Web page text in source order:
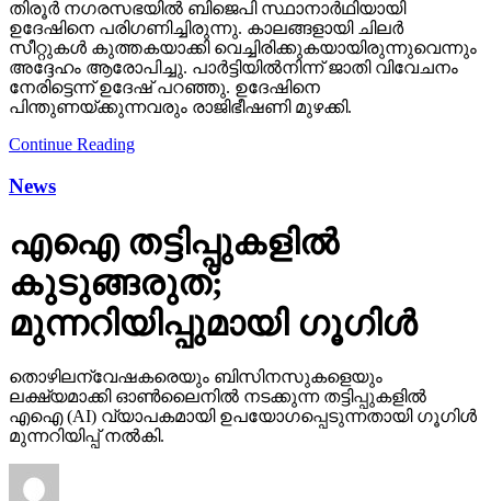
Continue Reading
News
എഐ തട്ടിപ്പുകളില്‍
കുടുങ്ങരുത്;
മുന്നറിയിപ്പുമായി ഗൂഗിള്‍
തൊഴിലന്വേഷകരെയും ബിസിനസുകളെയും
ലക്ഷ്യമാക്കി ഓണ്‍ലൈനില്‍ നടക്കുന്ന തട്ടിപ്പുകളില്‍
എഐ (AI) വ്യാപകമായി ഉപയോഗപ്പെടുന്നതായി ഗൂഗിള്‍
മുന്നറിയിപ്പ് നല്‍കി.
Published
1 week ago